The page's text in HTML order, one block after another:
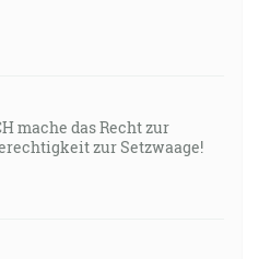
mache das Recht zur
zur Setzwaage!